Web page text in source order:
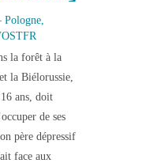
Pologne,
la forêt à la
la Biélorussie,
ans, doit
de ses
père dépressif
face aux